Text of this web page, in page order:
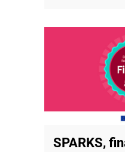
SPARKS,